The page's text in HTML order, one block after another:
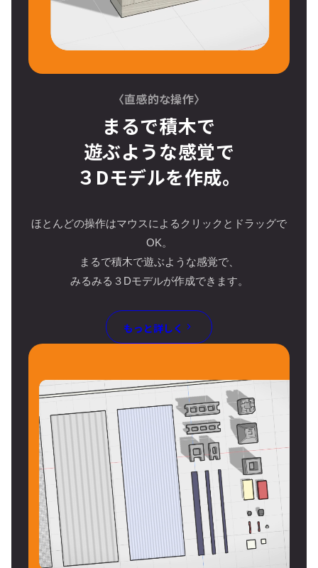
〈直感的な操作〉
まるで積木で
遊ぶような感覚で
３Dモデルを作成。
ほとんどの操作はマウスによるクリックとドラッグで
OK。
まるで積木で遊ぶような感覚で、
みるみる３Dモデルが作成できます。
もっと詳しく